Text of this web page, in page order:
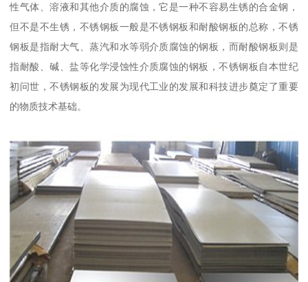
性气体、溶液和其他介质的腐蚀，它是一种不容易生锈的合金钢，
但不是不生锈，不锈钢板一般是不锈钢板和耐酸钢板的总称，不锈
钢板是指耐大气、蒸汽和水等弱介质腐蚀的钢板，而耐酸钢板则是
指耐酸、碱、盐等化学浸蚀性介质腐蚀的钢板，不锈钢板自本世纪
初问世，不锈钢板的发展为现代工业的发展和科技进步奠定了重要
的物质技术基础。